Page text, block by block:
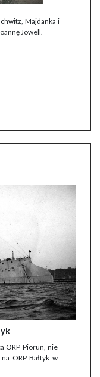
Majdanka i
Jowell.
ORP Piorun, nie
ORP Bałtyk w